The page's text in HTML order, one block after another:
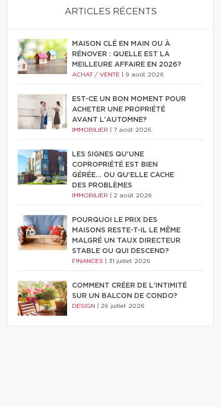
ARTICLES RÉCENTS
MAISON CLÉ EN MAIN OU À
RÉNOVER : QUELLE EST LA
MEILLEURE AFFAIRE EN 2026?
ACHAT / VENTE 9 août 2026
EST-CE UN BON MOMENT POUR
ACHETER UNE PROPRIÉTÉ
AVANT L'AUTOMNE?
IMMOBILIER 7 août 2026
LES SIGNES QU'UNE
COPROPRIÉTÉ EST BIEN
GÉRÉE… OU QU'ELLE CACHE
DES PROBLÈMES
IMMOBILIER 2 août 2026
POURQUOI LE PRIX DES
MAISONS RESTE-T-IL LE MÊME
MALGRÉ UN TAUX DIRECTEUR
STABLE OU QUI DESCEND?
FINANCES 31 juillet 2026
COMMENT CRÉER DE L'INTIMITÉ
SUR UN BALCON DE CONDO?
DESIGN 26 juillet 2026